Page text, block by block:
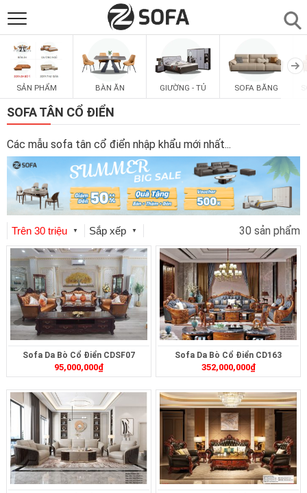
SẢN PHẨM
SOFAS
PHÒNG ĂN
PHÒNG NGỦ ▼
LIÊN HỆ
SẢN PHẨM BÀN ĂN GIƯỜNG - TỦ SOFA BĂNG
SOFA TÂN CỔ ĐIỂN
Các mẫu sofa tân cổ điển nhập khẩu mới nhất...
Trên 30 triệu ▼ Sắp xếp ▼ 30 sản phẩm
Sofa Da Bò Cổ Điển CDSF07
95,000,000₫
Sofa Da Bò Cổ Điển CD163
352,000,000₫